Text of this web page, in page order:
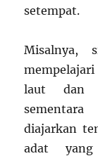
setempat.
Misalnya,
laut dan
diajarkan
adat